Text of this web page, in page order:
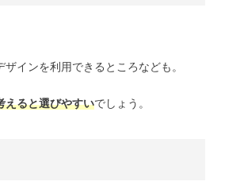
インを利用できるところなども。
えると選びやすいでしょう。